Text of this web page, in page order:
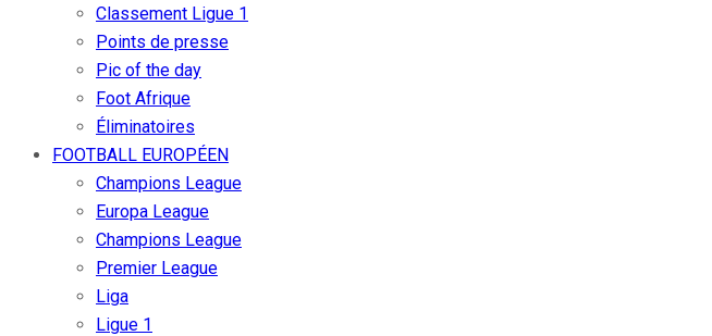
Classement Ligue 1
Points de presse
Pic of the day
Foot Afrique
Éliminatoires
FOOTBALL EUROPÉEN
Champions League
Europa League
Champions League
Premier League
Liga
Ligue 1